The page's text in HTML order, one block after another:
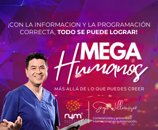
¡CON LA INFORMACION Y LA PROGRAMACIÓN
CORRECTA, TODO SE PUEDE LOGRAR!